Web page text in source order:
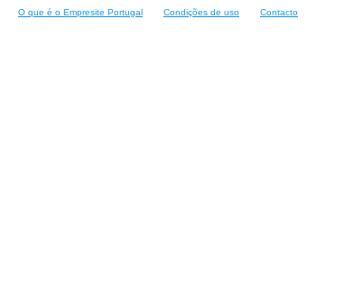
O que é o Empresite Portugal Condições de uso Contacto